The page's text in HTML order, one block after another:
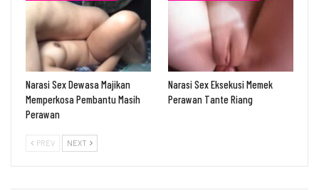
Narasi Sex Dewasa Majikan
Memperkosa Pembantu Masih
Perawan
Narasi Sex Eksekusi Memek
Perawan Tante Riang
PREV NEXT